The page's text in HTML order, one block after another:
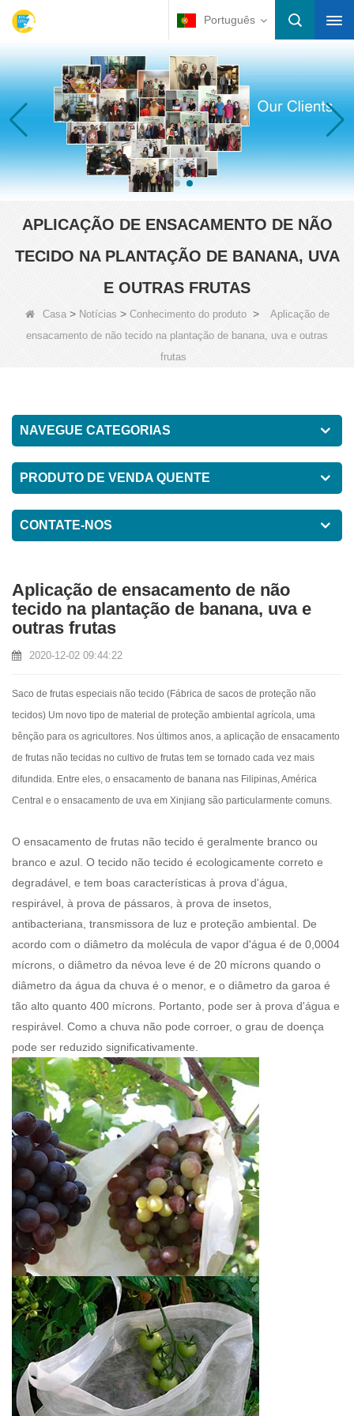
Português
APLICAÇÃO DE ENSACAMENTO DE NÃO
TECIDO NA PLANTAÇÃO DE BANANA, UVA
E OUTRAS FRUTAS
Casa> Notícias > Conhecimento do produto>
Aplicação de
ensacamento de não tecido na plantação de banana, uva e outras
frutas
NAVEGUE CATEGORIAS
PRODUTO DE VENDA QUENTE
CONTATE-NOS
Aplicação de ensacamento de não
tecido na plantação de banana, uva e
outras frutas
2020-12-02 09:44:22
Saco de frutas especiais não tecido (Fábrica de sacos de proteção não
tecidos) Um novo tipo de material de proteção ambiental agrícola, uma
bênção para os agricultores. Nos últimos anos, a aplicação de ensacamento
de frutas não tecidas no cultivo de frutas tem se tornado cada vez mais
difundida. Entre eles, o ensacamento de banana nas Filipinas, América
Central e o ensacamento de uva em Xinjiang são particularmente comuns.
O ensacamento de frutas não tecido é geralmente branco ou
branco e azul. O tecido não tecido é ecologicamente correto e
degradável, e tem boas características à prova d'água,
respirável, à prova de pássaros, à prova de insetos,
antibacteriana, transmissora de luz e proteção ambiental. De
acordo com o diâmetro da molécula de vapor d'água é de 0,0004
mícrons, o diâmetro da névoa leve é ​​de 20 mícrons quando o
diâmetro da água da chuva é o menor, e o diâmetro da garoa é
tão alto quanto 400 mícrons. Portanto, pode ser à prova d'água e
respirável. Como a chuva não pode corroer, o grau de doença
pode ser reduzido significativamente.